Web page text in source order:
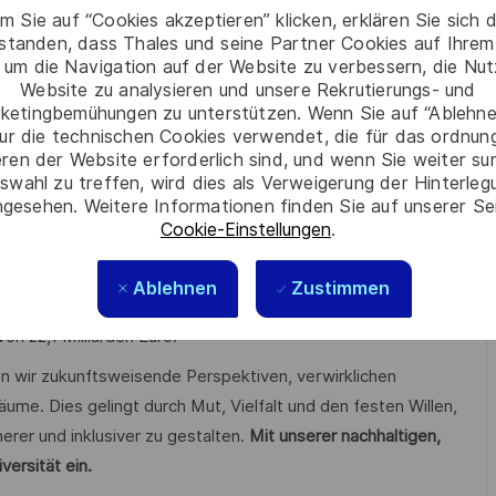
Sie auf “Cookies akzeptieren” klicken, erklären Sie sich
dass Thales und seine Partner Cookies auf
um die Navigation auf der Website zu verbessern, die
Website zu analysieren und unsere Rekrutierungs- und
zu unterstützen. Wenn Sie auf
die technischen Cookies verwendet, die für das
der Website erforderlich sind, und wenn Sie weiter
zu treffen, wird dies als Verweigerung der
Weitere Informationen finden Sie auf unserer
Cookie-Einstellungen.
Ablehnen Zustimmen
Carl Schäfer in Ludwigsburg und unseren Betrieb ergänzt
eine perfekte Kombination aus Theorie, Praxis und
zur:zum Meister:in der Fachrichtung
oder ggf. ein Studium im Bereich der Elektrotechnik an
und Entwicklung in Schlüsseltechnologien wie
Technologien.
22,1 Milliarden Euro.
wir zukunftsweisende Perspektiven, verwirklichen
Dies gelingt durch Mut, Vielfalt und den festen Willen,
und inklusiver zu gestalten. Mit unserer nachhaltigen,
ein.